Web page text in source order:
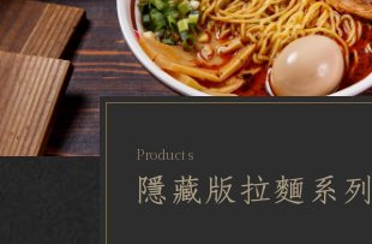
Products
隱藏版拉麵系列